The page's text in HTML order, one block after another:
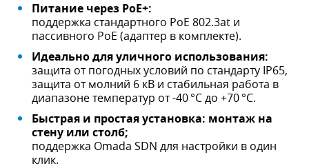
Питание через PoE+:
поддержка стандартного PoE 802.3at и
пассивного PoE (адаптер в комплекте).
Идеально для уличного использования:
защита от погодных условий по стандарту IP65,
защита от молний 6 кВ и стабильная работа в
диапазоне температур от -40 °C до +70 °C.
Быстрая и простая установка: монтаж на
стену или столб;
поддержка Omada SDN для настройки в один
клик.